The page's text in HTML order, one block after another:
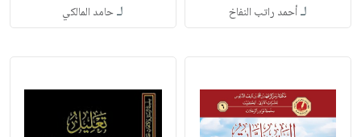
لـأحمد راتب النفاخ لـحامد المالكي